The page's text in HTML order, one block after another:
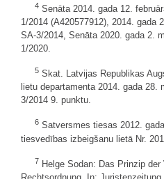
4 Senāta 2014. gada 12.
1/2014 (A420577912), 2014. gada
SA-3/2014, Senāta 2020. gada 2.
1/2020.
5 Skat. Latvijas Republikas
lietu departamenta 2014. gada 28.
3/2014 9. punktu.
6 Satversmes tiesas 2012.
tiesvedības izbeigšanu lietā Nr.
7 Helge Sodan: Das Prinzip